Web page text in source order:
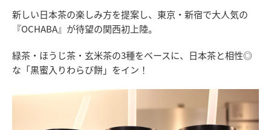
新しい日本茶の楽しみ方を提案し、東京・新宿で大人気の
『OCHABA』が待望の関西初上陸。
緑茶・ほうじ茶・玄米茶の3種をベースに、日本茶と相性◎
な「黒蜜入りわらび餅」をイン！